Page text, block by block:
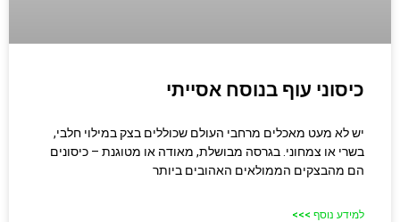
כיסוני עוף בנוסח אסייתי
יש לא מעט מאכלים מרחבי העולם שכוללים בצק במילוי חלבי,
בשרי או צמחוני. בגרסה מבושלת, מאודה או מטוגנת – כיסונים
הם מהבצקים הממולאים האהובים ביותר
למידע נוסף >>>